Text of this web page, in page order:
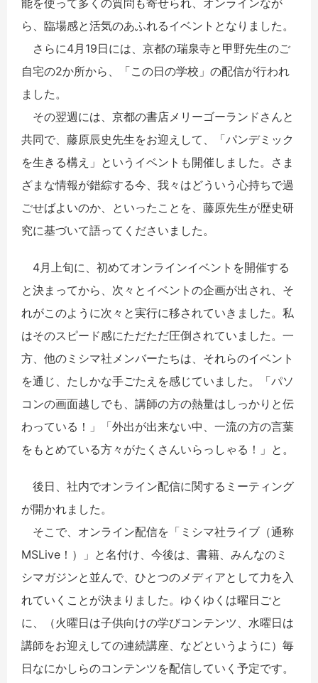
能を使って多くの質問も寄せられ、オンラインなが
ら、臨場感と活気のあふれるイベントとなりました。
さらに4月19日には、京都の瑞泉寺と甲野先生のご
自宅の2か所から、「この日の学校」の配信が行われ
ました。
その翌週には、京都の書店メリーゴーランドさんと
共同で、藤原辰史先生をお迎えして、「パンデミック
を生きる構え」というイベントも開催しました。さま
ざまな情報が錯綜する今、我々はどういう心持ちで過
ごせばよいのか、といったことを、藤原先生が歴史研
究に基づいて語ってくださいました。
4月上旬に、初めてオンラインイベントを開催する
と決まってから、次々とイベントの企画が出され、そ
れがこのように次々と実行に移されていきました。私
はそのスピード感にただただ圧倒されていました。一
方、他のミシマ社メンバーたちは、それらのイベント
を通じ、たしかな手ごたえを感じていました。「パソ
コンの画面越しでも、講師の方の熱量はしっかりと伝
わっている！」「外出が出来ない中、一流の方の言葉
をもとめている方々がたくさんいらっしゃる！」と。
後日、社内でオンライン配信に関するミーティング
が開かれました。
そこで、オンライン配信を「ミシマ社ライブ（通称
MSLive！）」と名付け、今後は、書籍、みんなのミ
シマガジンと並んで、ひとつのメディアとして力を入
れていくことが決まりました。ゆくゆくは曜日ごと
に、（火曜日は子供向けの学びコンテンツ、水曜日は
講師をお迎えしての連続講座、などというように）毎
日なにかしらのコンテンツを配信していく予定です。